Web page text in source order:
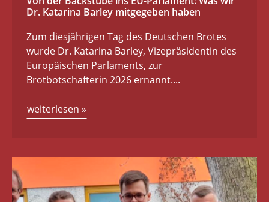
Dr. Katarina Barley mitgegeben haben
Zum diesjährigen Tag des Deutschen Brotes
wurde Dr. Katarina Barley, Vizepräsidentin des
Europäischen Parlaments, zur
Brotbotschafterin 2026 ernannt....
weiterlesen »